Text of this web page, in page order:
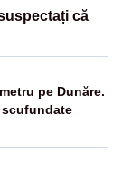
că
pe Dunăre.